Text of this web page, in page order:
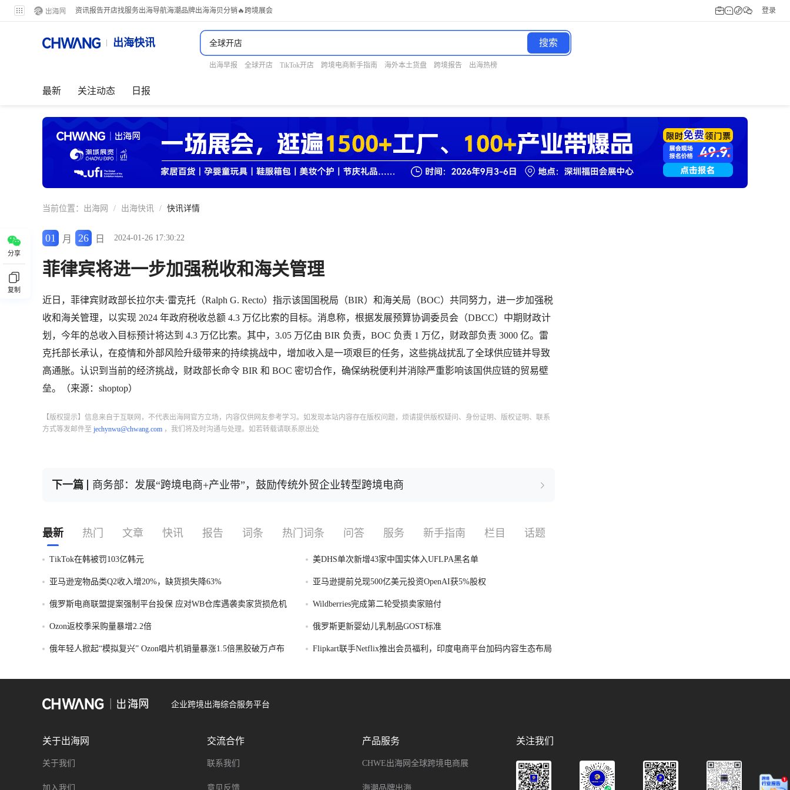
资讯报告开店找服务出海导航海潮品牌出海海贝分销 🔥跨境展会 登录
出海快讯 搜索
出海早报 全球开店 TikTok开店 跨境电商新手指南 海外本土货盘 跨境报告 出海热榜
最新 关注动态 日报
当前位置： 出海网 / 出海快讯 / 快讯详情
分享
复制
01 月 26 日 2024-01-26 17:30:22
菲律宾将进一步加强税收和海关管理
近日，菲律宾财政部长拉尔夫·雷克托（Ralph G. Recto）指示该国国税局（BIR）和海关局（BOC）共同努力，进一步加强税
收和海关管理，以实现 2024 年政府税收总额 4.3 万亿比索的目标。消息称，根据发展预算协调委员会（DBCC）中期财政计
划，今年的总收入目标预计将达到 4.3 万亿比索。其中，3.05 万亿由 BIR 负责，BOC 负责 1 万亿，财政部负责 3000 亿。雷
克托部长承认，在疫情和外部风险升级带来的持续挑战中，增加收入是一项艰巨的任务，这些挑战扰乱了全球供应链并导致
高通胀。认识到当前的经济挑战，财政部长命令 BIR 和 BOC 密切合作，确保纳税便利并消除严重影响该国供应链的贸易壁
垒。（来源：shoptop）
【版权提示】信息来自于互联网，不代表出海网官方立场，内容仅供网友参考学习。如发现本站内容存在版权问题，烦请提供版权疑问、身份证明、版权证明、联系
方式等发邮件至 jechynwu@chwang.com ，我们将及时沟通与处理。如若转载请联系原出处
下一篇 商务部：发展“跨境电商+产业带”，鼓励传统外贸企业转型跨境电商
最新 热门 文章 快讯 报告 词条 热门词条 问答 服务 新手指南 栏目 话题
TikTok在韩被罚103亿韩元 美DHS单次新增43家中国实体入UFLPA黑名单
亚马逊宠物品类Q2收入增20%，缺货损失降63% 亚马逊提前兑现500亿美元投资OpenAI获5%股权
俄罗斯电商联盟提案强制平台投保 应对WB仓库遇袭卖家货损危机 Wildberries完成第二轮受损卖家赔付
Ozon返校季采购量暴增2.2倍 俄罗斯更新婴幼儿乳制品GOST标准
俄年轻人掀起“模拟复兴” Ozon唱片机销量暴涨1.5倍黑胶破万卢布 Flipkart联手Netflix推出会员福利，印度电商平台加码内容生态布局
企业跨境出海综合服务平台
关于出海网
关于我们
加入我们
交流合作
联系我们
意见反馈
产品服务
CHWE出海网全球跨境电商展
海潮品牌出海
关注我们